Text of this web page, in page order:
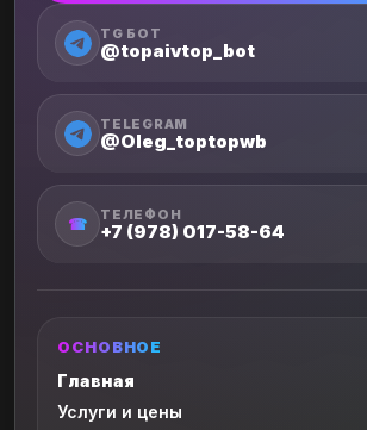
TG БОТ
@topaivtop_bot
TELEGRAM
@Oleg_toptopwb
☎ ТЕЛЕФОН
+7 (978) 017-58-64
ОСНОВНОЕ
Главная
Услуги и цены